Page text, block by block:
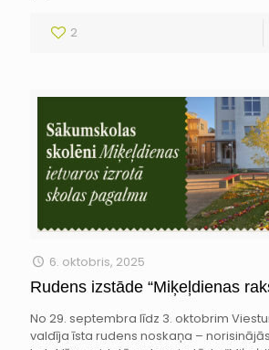
2
6. oktobris, 2025
Rudens izstāde “Miķeļdienas
No 29. septembra līdz 3. oktobrim
valdīja īsta rudens noskaņa – norisinājās